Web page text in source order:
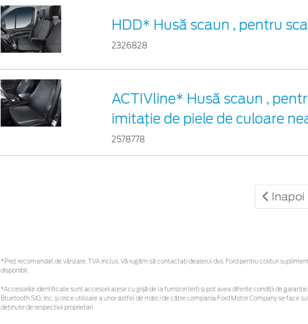
HDD* Husă scaun , pentru
2326828
ACTIVline* Husă scaun ,
imitație de piele de culoare
2578778
Inapoi
*Preţ recomandat de vânzare, TVA inclus. Vă rugăm să contactaţi dealerul dvs. Ford pentru costuri
disponibil.
*Accesoriile identificate sunt accesorii alese cu grijă de la furnizori terți și pot avea diferite condiții de
Bluetooth SIG, Inc. și orice utilizare a unor astfel de mărci de către compania Ford Motor Company se
deținute de respectivii proprietari